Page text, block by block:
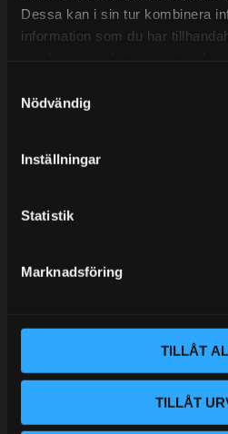
Dessa kan i sin tur kombinera
information som du har
Nödvändig
Inställningar
Statistik
Marknadsföring
TILLÅT
TILLÅT
BLOG
KONTAKTA OSS
MY PAGES